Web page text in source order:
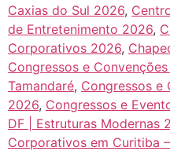
Caxias do Sul 2026,
de Entretenimento 2026,
Corporativos 2026,
Congressos e
Tamandaré, Congressos e
2026, Congressos e
DF | Estruturas Modernas
Corporativos em Curitiba